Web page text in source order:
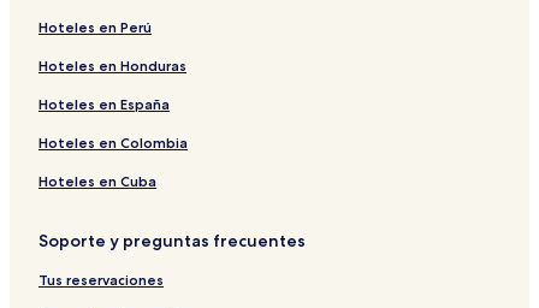
Hoteles en Perú
Hoteles en Honduras
Hoteles en España
Hoteles en Colombia
Hoteles en Cuba
Soporte y preguntas frecuentes
Tus reservaciones